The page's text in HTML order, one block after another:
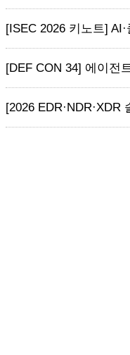
[ISEC 2026 키노트]
[DEF CON 34] 에이전
[2026 EDR·NDR·XDR